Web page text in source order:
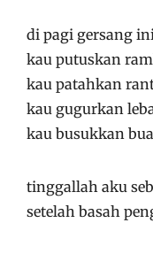
di pagi gersang
kau putuskan
kau patahkan
kau gugurkan
kau busukkan
tinggallah aku
setelah basah